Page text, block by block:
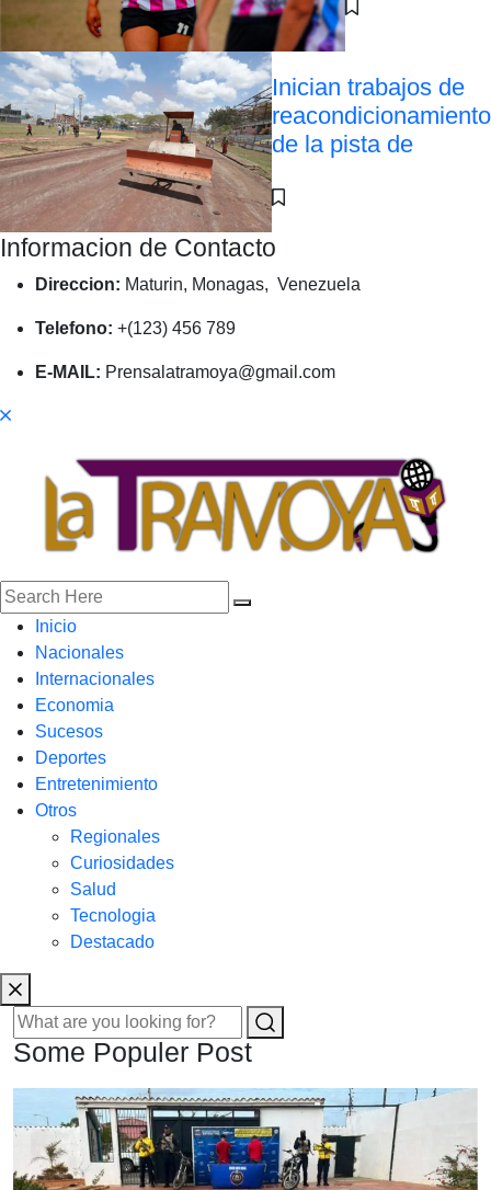
Inician trabajos de
reacondicionamiento
de la pista de
Informacion de Contacto
Direccion: Maturin, Monagas, Venezuela
Telefono: +(123) 456 789
E-MAIL: Prensalatramoya@gmail.com
Inicio
Nacionales
Internacionales
Economia
Sucesos
Deportes
Entretenimiento
Otros
Regionales
Curiosidades
Salud
Tecnologia
Destacado
Some Populer Post